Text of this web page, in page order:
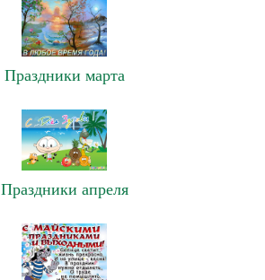
Праздники марта
Праздники апреля